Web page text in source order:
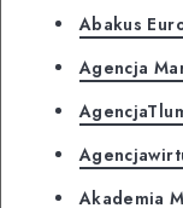
Abakus
Agencja
Akademia